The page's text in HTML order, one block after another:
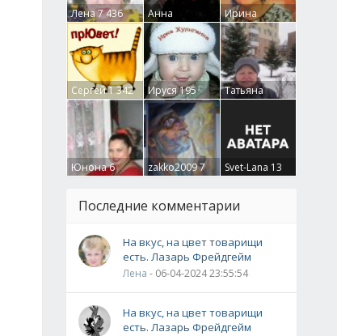
Лена7 436
Анна
Гумлевая0
Ирина
Бруцкая41
Сергей1 342 Ируся195
Татьяна
Крючкова0
Юнона6 zakko20097 Svet-Lana 13
Последние комментарии
На вкус, на цвет товарищи
есть. Лазарь Фрейдгейм
Лена - 06-04-2024 23:55:54
На вкус, на цвет товарищи
есть. Лазарь Фрейдгейм